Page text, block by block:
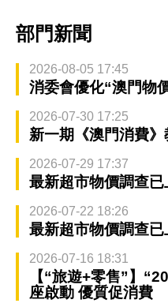
部門新聞
2026-08-05 17:45
消委會優化“澳門物
2026-07-30 17:25
新一期《澳門消費
2026-07-29 17:37
最新超市物價調查
2026-07-22 18:26
最新超市物價調查
2026-07-16 18:31
【“旅遊+零售”】
座啟動 優質促消費